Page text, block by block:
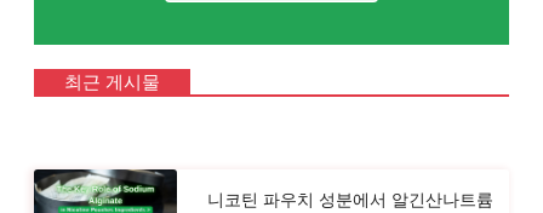
최근 게시물
니코틴 파우치 성분에서 알긴산나트륨